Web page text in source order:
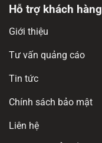
Hỗ trợ khách hàng
Giới thiệu
Tư vấn quảng cáo
Tin tức
Chính sách bảo mật
Liên hệ